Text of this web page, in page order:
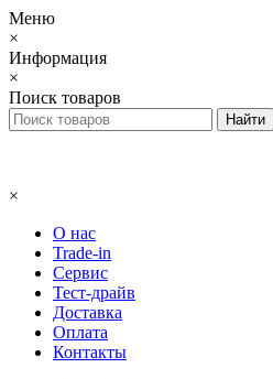
Меню
×
Информация
×
Поиск товаров
×
О нас
Trade-in
Сервис
Тест-драйв
Доставка
Оплата
Контакты